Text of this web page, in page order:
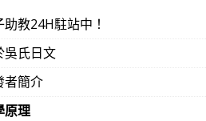
助教24H駐站中！
吳氏日文
者簡介
原理